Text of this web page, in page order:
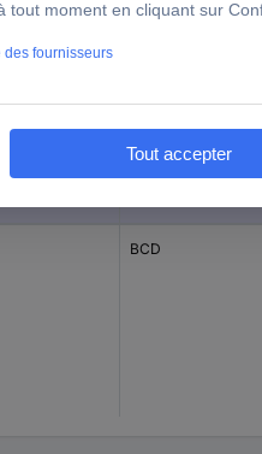
Codification
BCD